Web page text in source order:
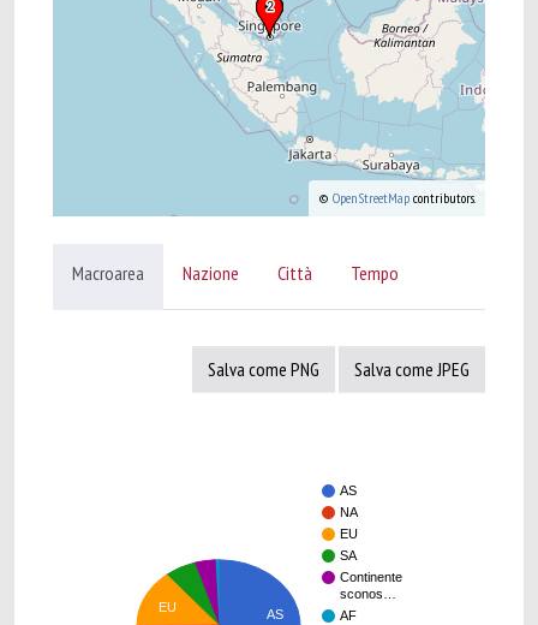
© OpenStreetMap contributors.
Macroarea Nazione Città Tempo
Salva come PNG Salva come JPEG
AS
NA
EU
SA
Continente
sconos…
AF
AS
EU